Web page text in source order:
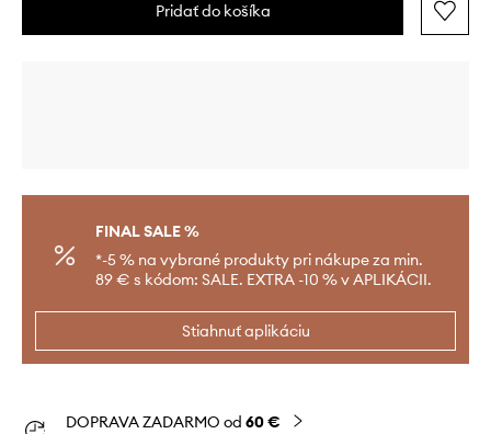
Pridať do košíka
FINAL SALE %
*-5 % na vybrané produkty pri nákupe za min.
89 € s kódom: SALE. EXTRA -10 % v APLIKÁCII.
Stiahnuť aplikáciu
DOPRAVA ZADARMO od 60 €